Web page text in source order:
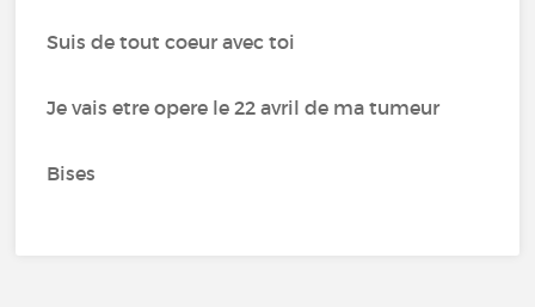
Suis de tout coeur avec toi
Je vais etre opere le 22 avril de ma tumeur
Bises